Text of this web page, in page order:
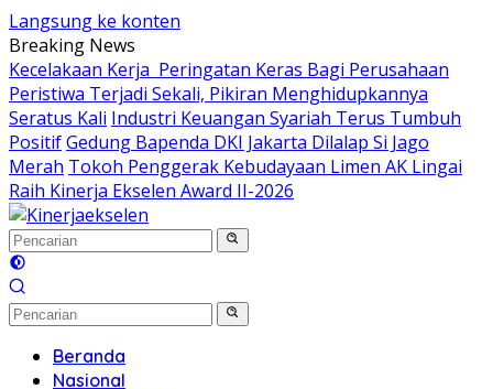
Langsung ke konten
Breaking News
Kecelakaan Kerja Peringatan Keras Bagi Perusahaan
Peristiwa Terjadi Sekali, Pikiran Menghidupkannya
Seratus Kali Industri Keuangan Syariah Terus Tumbuh
PositifGedung Bapenda DKI Jakarta Dilalap Si Jago
Merah Tokoh Penggerak Kebudayaan Limen AK Lingai
Raih Kinerja Ekselen Award II-2026
Beranda
Nasional